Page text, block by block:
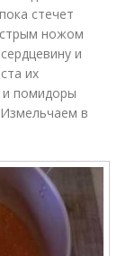
стечет
ножом
и
их
и помидоры
в